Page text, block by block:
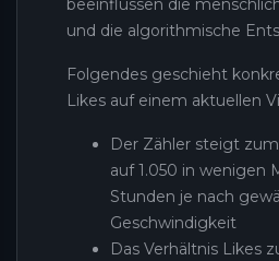
beeinflussen die
und die algorithmische
Folgendes geschieht
Likes auf einem aktuellen
Der Zähler steigt
auf 1.050 in wenigen
Stunden je nach
Geschwindigkeit
Das Verhältnis Likes